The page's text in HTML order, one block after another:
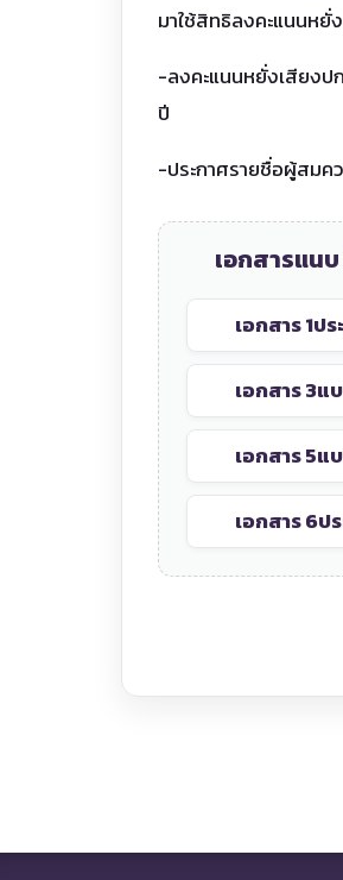
มาใช้สิทธิลงคะแนนหยั่
-ลงคะแนนหยั่งเสียงป
ปี
-ประกาศรายชื่อผู้สมค
เอกสารแน
เอกสาร 1ป
เอกสาร 3แ
เอกสาร 5แ
เอกสาร 6ป